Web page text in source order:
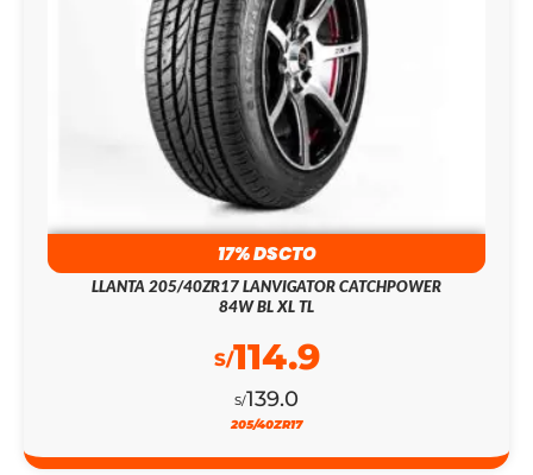
17% DSCTO
LLANTA 205/40ZR17 LANVIGATOR CATCHPOWER
84W BL XL TL
S/139.0
S/114.9
205/40ZR17